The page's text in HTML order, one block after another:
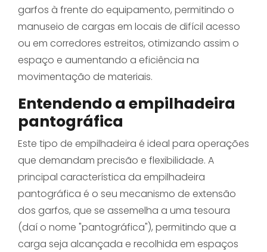
garfos à frente do equipamento, permitindo o
manuseio de cargas em locais de difícil acesso
ou em corredores estreitos, otimizando assim o
espaço e aumentando a eficiência na
movimentação de materiais.
Entendendo a empilhadeira
pantográfica
Este tipo de empilhadeira é ideal para operações
que demandam precisão e flexibilidade. A
principal característica da empilhadeira
pantográfica é o seu mecanismo de extensão
dos garfos, que se assemelha a uma tesoura
(daí o nome "pantográfica"), permitindo que a
carga seja alcançada e recolhida em espaços